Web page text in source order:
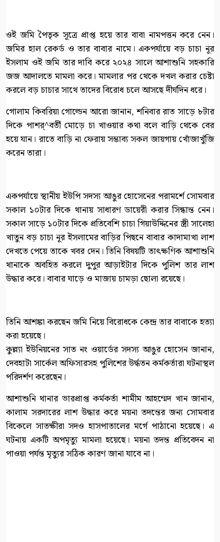
ওই জমি পৈতৃক সূত্রে প্রাপ্ত হয়ে তার বাবা নামপত্তন করে নেন।
জমির হাল রেকর্ড ও তার বাবার নামে। একপর্যায়ে বড় চাচা নূর
ইসলাম ওই জমি তার দাবি করে ২০২৪ সালে আশাশুনি সহকারি
জজ আদালতে মামলা করে। মামলার পর থেকে দখল করার চেষ্টা
করলে বড় চাচার সাথে তাদের বিরোধ চলে আসছে দীর্ঘদিন ধরে।
গোলাম কিবরিয়া গোল্ডেন আরো জানান, শনিবার রাত সাড়ে ৮টার
দিকে পাশর্^বর্তী মোড়ে চা খাওয়ার কথা বলে বাড়ি থেকে বের
হয়ে যান। রাতে বাড়ি না ফেরায় সম্ভাব্য সকল জায়গায় খোঁজাখুঁজি
করেন তারা।
একপর্যায়ে স্থানীয় ইউপি সদস্য আঙুর হোসেনের পরামর্শে সোমবার
সকাল ১০টার দিকে থানায় সাধারণ ডায়েরী করার সিন্ধান্ত নেন।
সকাল সাড়ে ১০টার দিকে প্রতিবেশি চাচা গিয়াউদ্দিনের স্ত্রী সালেহা
খাতুন বড় চাচা নূর ইসলামের বাড়ির পিছনে বাবার কাদামাখা লাশ
দেখতে পেয়ে তাকে খবর দেন। তিনি বিষয়টি তাৎক্ষণিক আশাশুনি
থানাকে অবহিত করলে দুপুর আড়াইটার দিকে পুলিশ তার লাশ
উদ্ধার করে। বাবার ঘাড়ে ও মাজায় চামড়া ছোলা রয়েছে।
তিনি আশঙ্কা করছেন জমি নিয়ে বিরোধকে কেন্দ্র তার বাবাকে হত্যা
করা হয়েছে।
কুল্ল্যা ইউনিয়নের সাত নং ওয়ার্ডের সদস্য আঙুর হোসেন জানান,
দেবহাটা সার্কেল অফিসারসহ পুলিশের উর্দ্ধতন কর্মকর্তারা ঘটনাস্থল
পরিদর্শণ করেছেন।
আশাশুনি থানার ভারপ্রাপ্ত কর্মকর্তা শামীম আহম্মেদ খান জানান,
কালাম সরদারের লাশ উদ্ধার করে ময়না তদন্তের জন্য সোমবার
বিকেলে সাতক্ষীরা সদও হাসপাতালের মর্গে পাঠানো হয়েছে। এ
ঘটনায় একটি অপমৃত্যু মামলা হয়েছে। ময়না তদন্ত প্রতিবেদন না
পাওয়া পর্যন্ত মৃত্যুর সঠিক কারণ জানা যাবে না।